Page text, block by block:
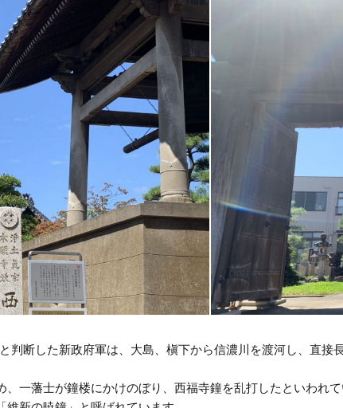
判断した新政府軍は、大島、槇下から信濃川を渡河し、直接
一藩士が鐘楼にかけのぼり、西福寺鐘を乱打したといわれて